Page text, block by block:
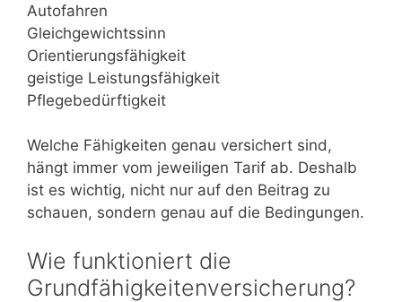
Autofahren
Gleichgewichtssinn
Orientierungsfähigkeit
geistige Leistungsfähigkeit
Pflegebedürftigkeit
Welche Fähigkeiten genau versichert sind,
hängt immer vom jeweiligen Tarif ab. Deshalb
ist es wichtig, nicht nur auf den Beitrag zu
schauen, sondern genau auf die Bedingungen.
Wie funktioniert die
Grundfähigkeitenversicherung?